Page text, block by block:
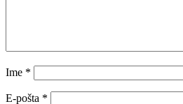
Ime *
E-pošta *